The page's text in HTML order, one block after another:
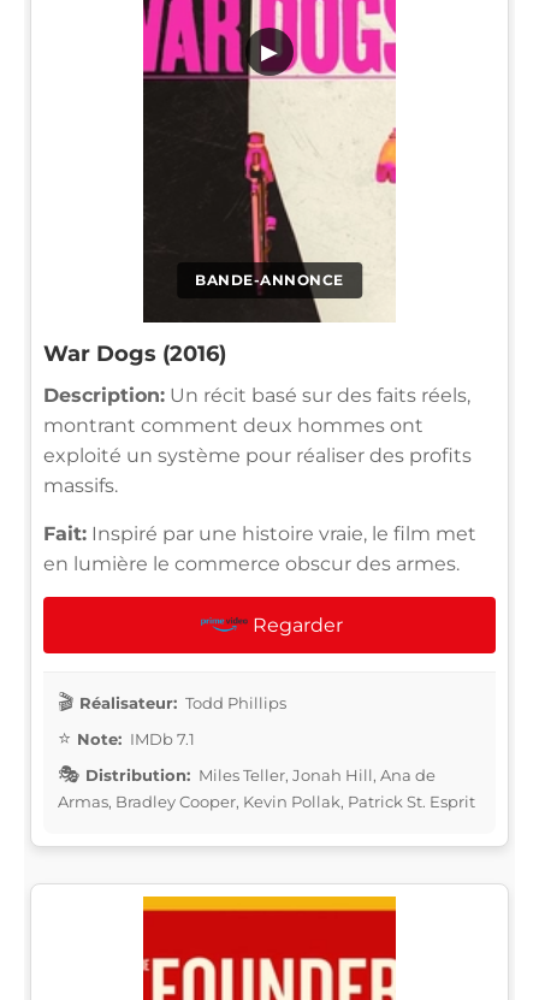
BANDE-ANNONCE
▶
War Dogs (2016)
Description: Un récit basé sur des faits réels,
montrant comment deux hommes ont
exploité un système pour réaliser des profits
massifs.
Fait: Inspiré par une histoire vraie, le film met
en lumière le commerce obscur des armes.
Regarder
Réalisateur: Todd Phillips
Note: IMDb 7.1
Distribution: Miles Teller, Jonah Hill, Ana de
Armas, Bradley Cooper, Kevin Pollak, Patrick St. Esprit